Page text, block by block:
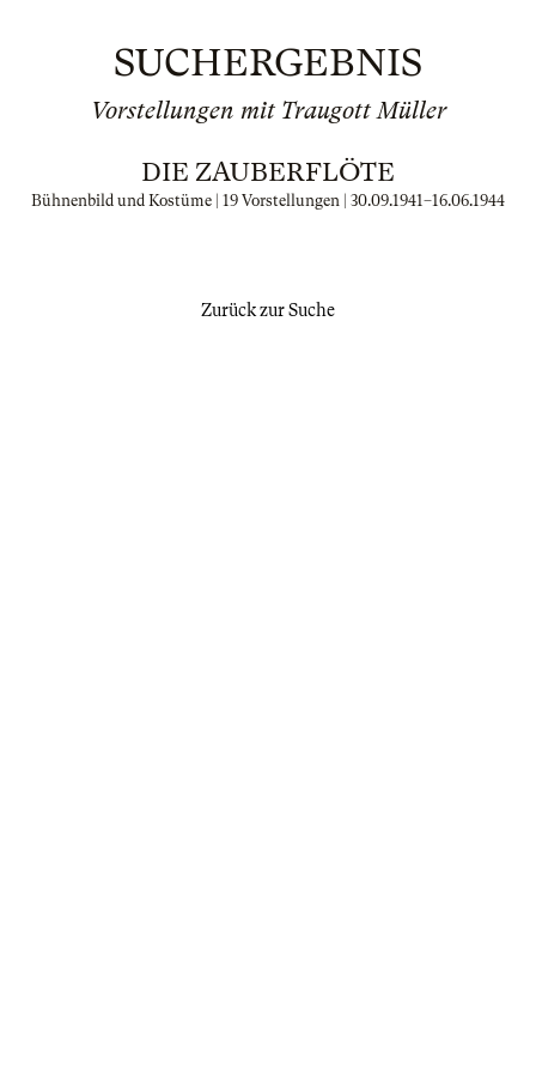
SUCHERGEBNIS
Vorstellungen mit Traugott Müller
DIE ZAUBERFLÖTE
Bühnenbild und Kostüme | 19 Vorstellungen | 30.09.1941–16.06.1944
Zurück zur Suche